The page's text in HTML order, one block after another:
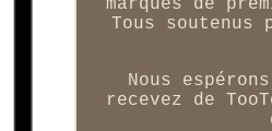
marques de
Tous
Nous
recevez de